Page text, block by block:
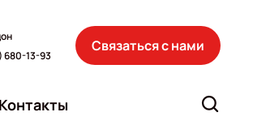
680-13-93
Связаться с нами
Контакты